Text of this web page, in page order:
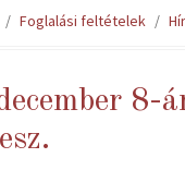
Foglalási feltételek
8-